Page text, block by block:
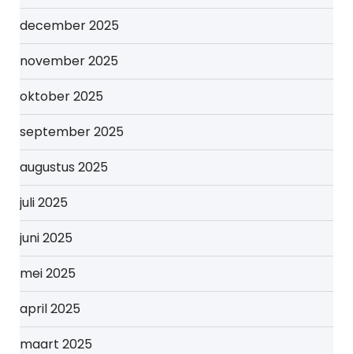
december 2025
november 2025
oktober 2025
september 2025
augustus 2025
juli 2025
juni 2025
mei 2025
april 2025
maart 2025